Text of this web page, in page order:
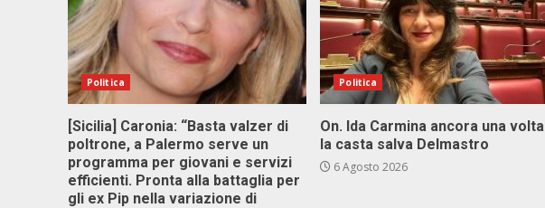
Politica
[Sicilia] Caronia: “Basta valzer di
poltrone, a Palermo serve un
programma per giovani e servizi
efficienti. Pronta alla battaglia per
gli ex Pip nella variazione di
Politica
On. Ida Carmina ancora una volta
la casta salva Delmastro
6 Agosto 2026